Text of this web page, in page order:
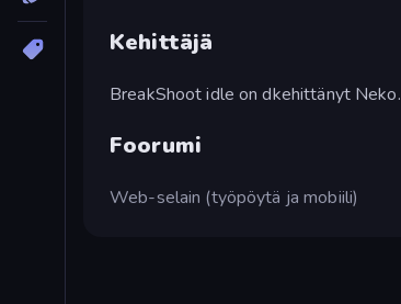
Kehittäjä
BreakShoot idle on dkehittänyt Neko.
Foorumi
Web-selain (työpöytä ja mobiili)